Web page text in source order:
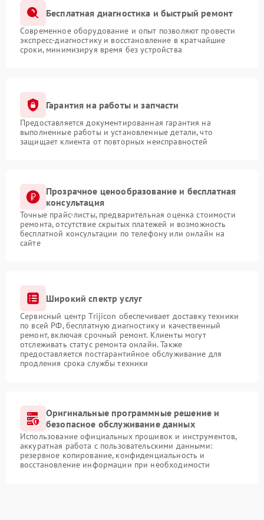
Бесплатная диагностика и быстрый ремонт
Современное оборудование и опыт позволяют провести
экспресс-диагностику и восстановление в кратчайшие
сроки, минимизируя время без устройства
Гарантия на работы и запчасти
Предоставляется документированная гарантия на
выполненные работы и установленные детали, что
защищает клиента от повторных неисправностей
Прозрачное ценообразование и бесплатная
консультация
Точные прайс-листы, предварительная оценка стоимости
ремонта, отсутствие скрытых платежей и возможность
бесплатной консультации по телефону или онлайн на
сайте
Широкий спектр услуг
Сервисный центр Trijicon обеспечивает доставку техники
по всей РФ, бесплатную диагностику и качественный
ремонт, включая срочный ремонт. Клиенты могут
отслеживать статус ремонта онлайн. Также
предоставляется постгарантийное обслуживание для
продления срока службы техники
Оригинальные программные решение и
безопасное обслуживание данных
Использование официальных прошивок и инструментов,
аккуратная работа с пользовательскими данными:
резервное копирование, конфиденциальность и
восстановление информации при необходимости